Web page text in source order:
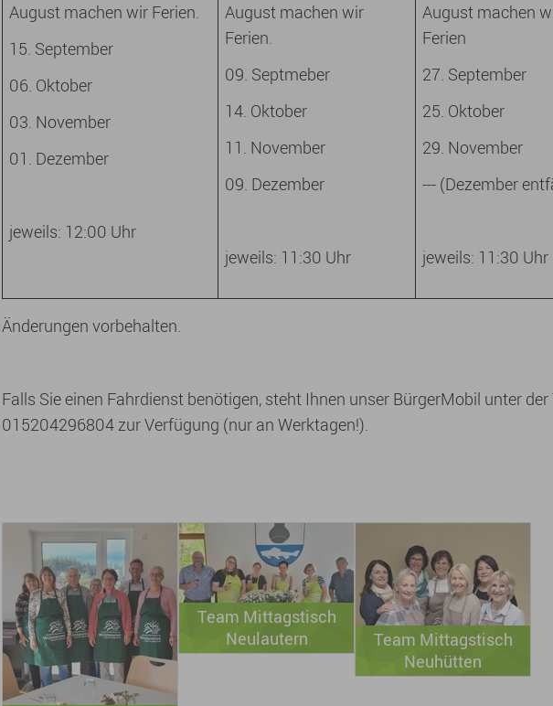
August machen wir Ferien.
15. September
06. Oktober
03. November
01. Dezember
jeweils: 12:00 Uhr
August machen wir
Ferien.
09. Septmeber
14. Oktober
11. November
09. Dezember
jeweils: 11:30 Uhr
August machen
Ferien
27. September
25. Oktober
29. November
--- (Dezember
jeweils: 11:30 Uhr
Änderungen vorbehalten.
Falls Sie einen Fahrdienst benötigen, steht Ihnen unser BürgerMobil unter der
015204296804 zur Verfügung (nur an Werktagen!).
Team Mittagstisch
Neulautern
Team Mittagstisch
Neuhütten